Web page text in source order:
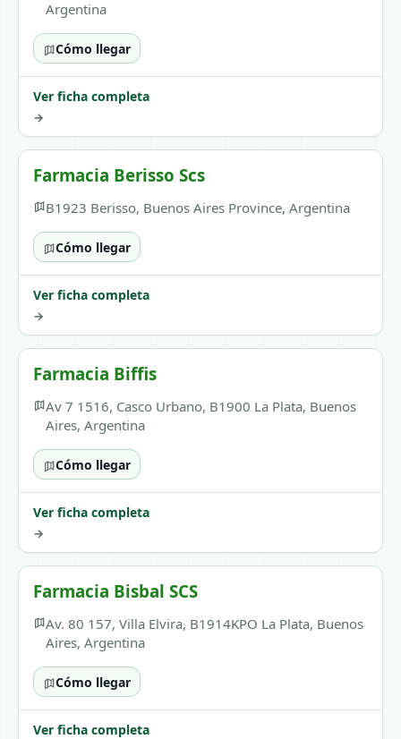
Argentina
Cómo llegar
Ver ficha completa
→
Farmacia Berisso Scs
B1923 Berisso, Buenos Aires Province, Argentina
Cómo llegar
Ver ficha completa
→
Farmacia Biffis
Av 7 1516, Casco Urbano, B1900 La Plata, Buenos
Aires, Argentina
Cómo llegar
Ver ficha completa
→
Farmacia Bisbal SCS
Av. 80 157, Villa Elvira, B1914KPO La Plata, Buenos
Aires, Argentina
Cómo llegar
Ver ficha completa